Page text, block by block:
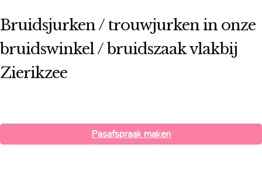
Bruidsjurken / trouwjurken in onze
bruidswinkel / bruidszaak vlakbij
Zierikzee
Pasafspraak maken